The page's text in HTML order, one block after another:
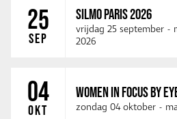
25
SEP
SILMO PARIS 2026
vrijdag 25 september -
2026
04
OKT
WOMEN IN FOCUS BY
zondag 04 oktober -